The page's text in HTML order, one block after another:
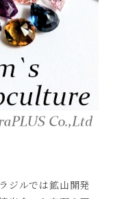
ジルでは鉱山開発